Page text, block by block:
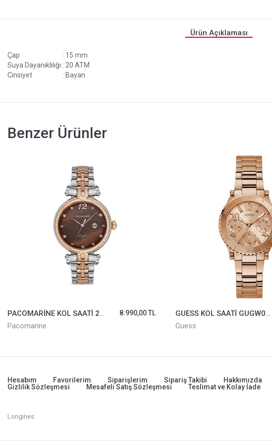
Ürün Açıklaması
Çap
: 15 mm
Suya Dayanıklılığı : 20 ATM
Cinsiyet
: Bayan
Benzer Ürünler
PACOMARİNE KOL SAATİ 28005-04
Pacomarine
8.990,00 TL
GUESS KOL SAATİ GUGW0465L2
Guess
Hesabım Favorilerim Siparişlerim Sipariş Takibi Hakkımızda
Gizlilik Sözleşmesi
Mesafeli Satış Sözleşmesi Teslimat ve Kolay İade
Longines